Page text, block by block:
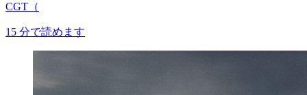
CGT（
15 分で読めます